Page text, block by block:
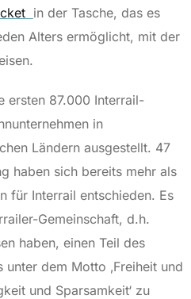
in der Tasche, das es
Alters ermöglicht, mit der
ersten 87.000 Interrail-
in
Ländern ausgestellt. 47
haben sich bereits mehr als
für Interrail entschieden. Es
Gemeinschaft, d.h.
haben, einen Teil des
unter dem Motto ‚Freiheit und
und Sparsamkeit‘ zu